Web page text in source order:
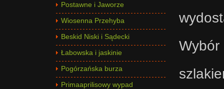
Postawne i Jaworze
Wiosenna Przehyba
Beskid Niski i Sądecki
Łabowska i jaskinie
Pogórzańska burza
Primaaprilisowy wypad